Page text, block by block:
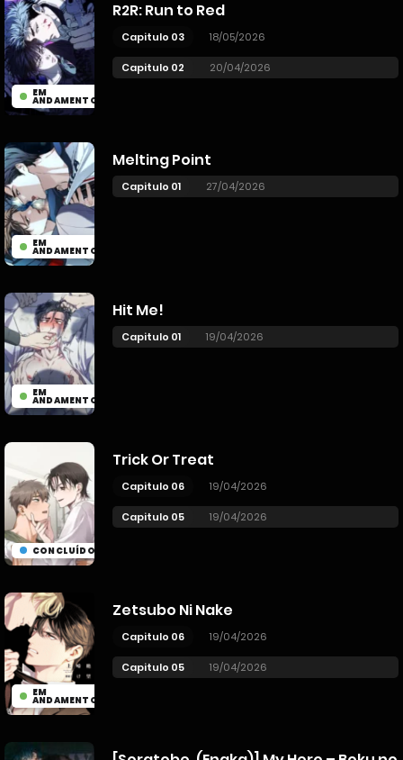
EM
ANDAMENTO
R2R: Run to Red
Capitulo 03 18/05/2026
Capitulo 02 20/04/2026
EM
ANDAMENTO
Melting Point
Capitulo 01 27/04/2026
EM
ANDAMENTO
Hit Me!
Capitulo 01 19/04/2026
CONCLUÍDO
Trick Or Treat
Capitulo 06 19/04/2026
Capitulo 05 19/04/2026
EM
ANDAMENTO
Zetsubo Ni Nake
Capitulo 06 19/04/2026
Capitulo 05 19/04/2026